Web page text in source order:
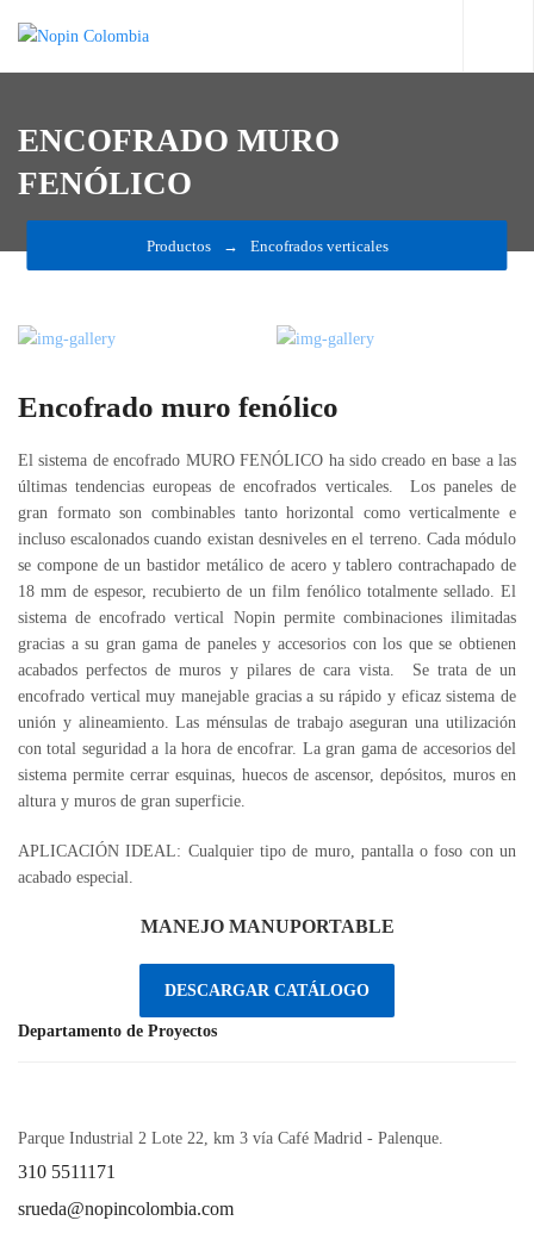
ENCOFRADO MURO
FENÓLICO
Productos Encofrados verticales
Encofrado muro fenólico
El sistema de encofrado MURO FENÓLICO ha sido creado en base a las
últimas tendencias europeas de encofrados verticales. Los paneles de
gran formato son combinables tanto horizontal como verticalmente e
incluso escalonados cuando existan desniveles en el terreno. Cada módulo
se compone de un bastidor metálico de acero y tablero contrachapado de
18 mm de espesor, recubierto de un film fenólico totalmente sellado. El
sistema de encofrado vertical Nopin permite combinaciones ilimitadas
gracias a su gran gama de paneles y accesorios con los que se obtienen
acabados perfectos de muros y pilares de cara vista. Se trata de un
encofrado vertical muy manejable gracias a su rápido y eficaz sistema de
unión y alineamiento. Las ménsulas de trabajo aseguran una utilización
con total seguridad a la hora de encofrar. La gran gama de accesorios del
sistema permite cerrar esquinas, huecos de ascensor, depósitos, muros en
altura y muros de gran superficie.
APLICACIÓN IDEAL: Cualquier tipo de muro, pantalla o foso con un
acabado especial.
MANEJO MANUPORTABLE
DESCARGAR CATÁLOGO
Departamento de Proyectos
Parque Industrial 2 Lote 22, km 3 vía Café Madrid - Palenque.
310 5511171
srueda@nopincolombia.com